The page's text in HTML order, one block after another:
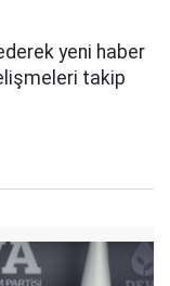
yeni haber
takip